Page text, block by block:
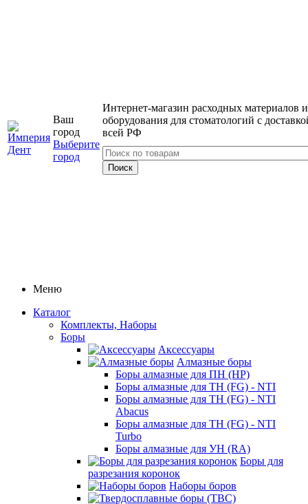
Ваш
город
Выберите
город
Интернет-магазин расходных материалов и
оборудования для стоматологий с
всей РФ
Меню
Каталог
Комплекты, Наборы
Боры
Аксессуары
Алмазные боры
Боры алмазные для ПН (HP)
Боры алмазные для ТН (FG) - NTI
Боры алмазные для ТН (FG) - NTI
Abacus
Боры алмазные для ТН (FG) - NTI
Turbo
Боры алмазные для УН (RA)
Боры для
разрезания коронок
Наборы боров